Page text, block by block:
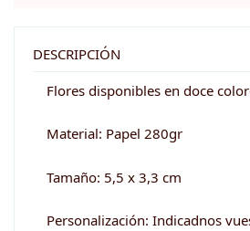
boda
MODELO
cantidad
DESCRIPCIÓN
Flores disponibles en doce
Material: Papel 280gr
Tamaño: 5,5 x 3,3 cm
Personalización: Indicadnos